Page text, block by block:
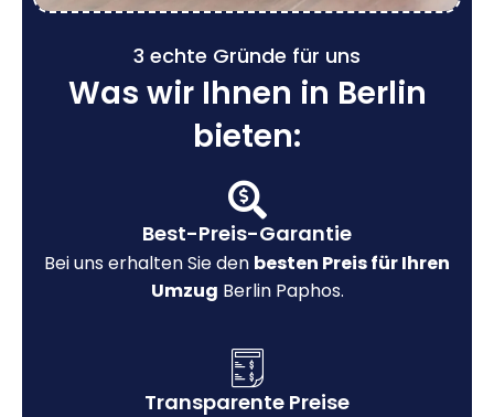
3 echte Gründe für uns
Was wir Ihnen in Berlin
bieten:
Best-Preis-Garantie
Bei uns erhalten Sie den besten Preis für Ihren
Umzug Berlin Paphos.
Transparente Preise